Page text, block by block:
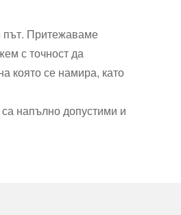
път. Притежаваме
с точност да
която се намира, като
напълно допустими и